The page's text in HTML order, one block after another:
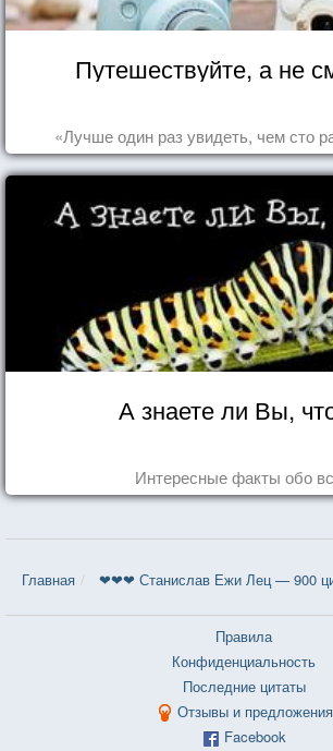
Путешествуйте, а не
«Лучше один раз увидеть, чем сто
А знаете ли Вы,
Интересные факты обо
Главная ❤❤❤ Станислав Ежи Лец — 900
Правила
Конфиденциальность
Последние цитаты
Отзывы и предложения
Facebook